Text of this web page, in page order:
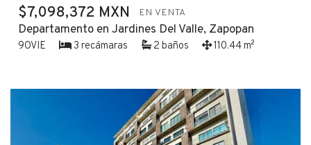
$7,098,372 MXN EN VENTA
Departamento en Jardines Del Valle, Zapopan
9OVIE 3 recámaras 2 baños 110.44 m²